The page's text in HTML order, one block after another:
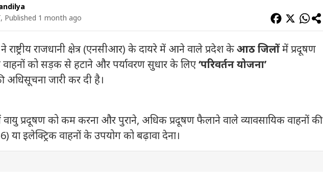
Published 1 month ago
राजधानी क्षेत्र (एनसीआर) के दायरे में आने वाले प्रदेश केआठ जिलोंमें प्रदूषण
वाहनों को सड़क से हटाने और पर्यावरण सुधार के लिए‘परिवर्तन योजना’
अधिसूचना जारी कर दी है।
वायु प्रदूषण को कम करना और पुराने, अधिक प्रदूषण फैलाने वाले व्यावसायिक वाहनों की
इलेक्ट्रिक वाहनों के उपयोग को बढ़ावा देना।